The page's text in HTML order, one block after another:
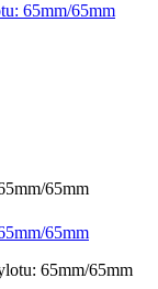
65mm/65mm